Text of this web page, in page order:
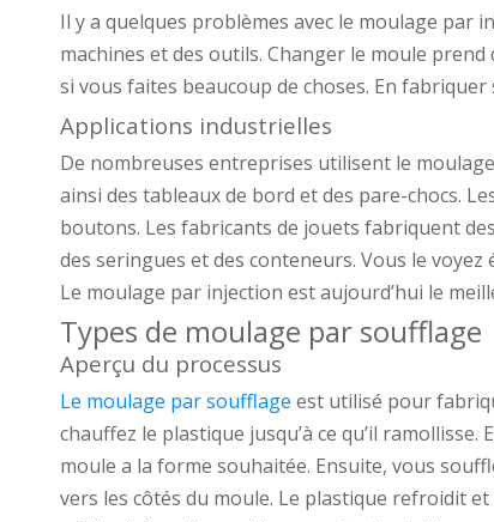
Il y a quelques problèmes avec le moulage par
machines et des outils. Changer le moule
si vous faites beaucoup de choses. En
Applications industrielles
De nombreuses entreprises utilisent le
ainsi des tableaux de bord et des pare-chocs.
boutons. Les fabricants de jouets fabriquent
des seringues et des conteneurs. Vous le
Le moulage par injection est aujourd’hui le
Types de moulage par soufflage
Aperçu du processus
Le moulage par soufflage est utilisé pour
chauffez le plastique jusqu’à ce qu’il
moule a la forme souhaitée. Ensuite, vous
vers les côtés du moule. Le plastique refroidit